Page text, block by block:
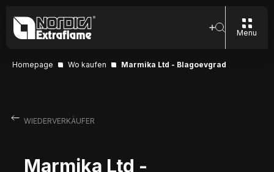
Menu
Homepage Wo kaufen Marmika Ltd - Blagoevgrad
WIEDERVERKÄUFER
Marmika Ltd -